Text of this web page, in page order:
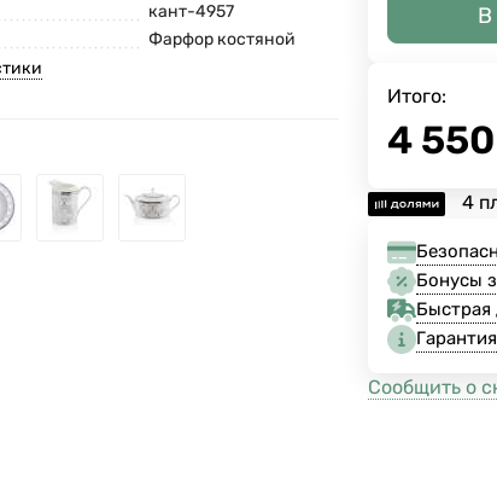
кант-4957
Фарфор костяной
В
Итого:
4 550
4
Бонусы
Быстрая
Сообщить о